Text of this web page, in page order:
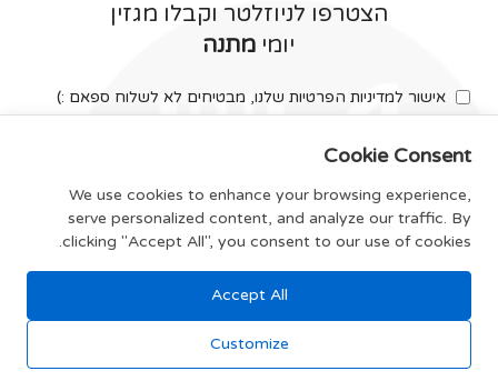
הצטרפו לניוזלטר וקבלו מגזין
יומי מתנה
אישור למדיניות הפרטיות שלנו, מבטיחים לא לשלוח ספאם :)
צרפו אותי
תקנון האתר
Cookie Consent
We use cookies to enhance your browsing experience,
serve personalized content, and analyze our traffic. By
clicking "Accept All", you consent to our use of cookies.
Accept All
Customize